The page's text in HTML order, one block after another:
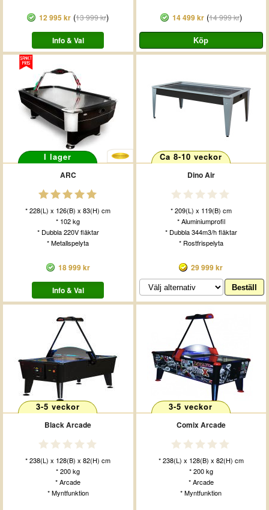
12 995 kr (13 999 kr)
Info & Val
14 499 kr(14 999 kr)
I lager
ARC
* 228(L) x 126(B) x 83(H) cm
* 102 kg
* Dubbla 220V fläktar
* Metallspelyta
18 999 kr
Info & Val
Ca 8-10 veckor
Dino Air
* 209(L) x 119(B) cm
* Aluminiumprofil
* Dubbla 344m3/h fläktar
* Rostfrispelyta
29 999 kr
3-5 veckor
Black Arcade
* 238(L) x 128(B) x 82(H) cm
* 200 kg
* Arcade
* Myntfunktion
3-5 veckor
Comix Arcade
* 238(L) x 128(B) x 82(H) cm
* 200 kg
* Arcade
* Myntfunktion